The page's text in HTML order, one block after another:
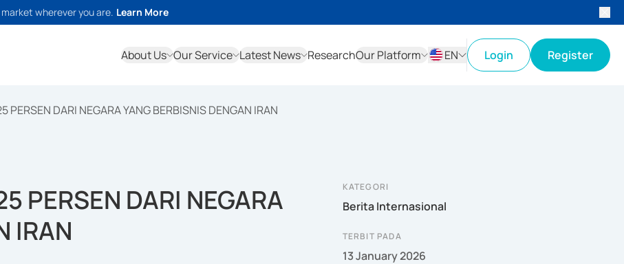
wherever you are. Learn More
About Us Our Service Latest News ResearchOur Platform
EN
Login Register
PERSEN DARI NEGARA YANG BERBISNIS DENGAN IRAN
PERSEN DARI NEGARA
IRAN
KATEGORI
Berita Internasional
TERBIT PADA
13 January 2026